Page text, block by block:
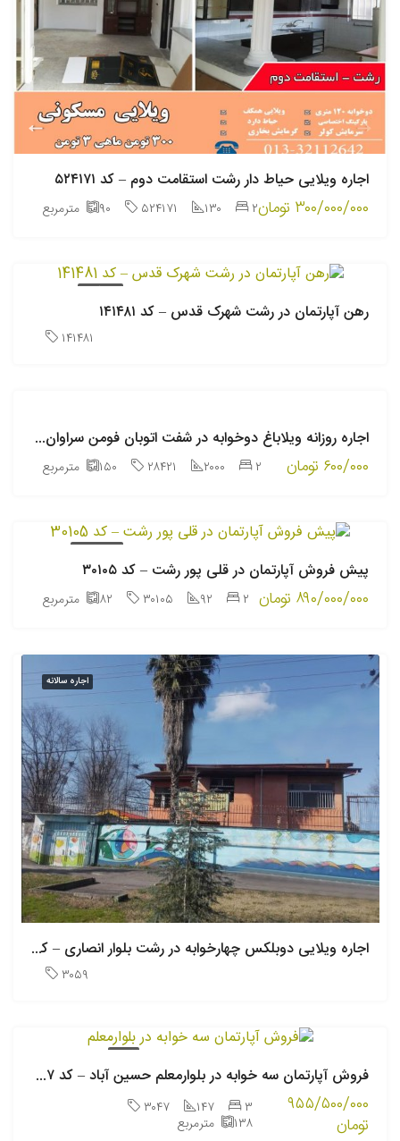
اجاره ویلایی حیاط دار رشت استقامت دوم – کد ۵۲۴۱۷۱
۳۰۰/۰۰۰/۰۰۰ تومان ۲ ۱۳۰ ۵۲۴۱۷۱ ۹۰ مترمربع
رهن کامل
رهن آپارتمان در رشت شهرک قدس – کد ۱۴۱۴۸۱
۱۴۱۴۸۱
اجاره روزانه ویلاباغ دوخوابه در شفت اتوبان فومن سراوان – کد ۲۸۴۲۱
۶۰۰/۰۰۰ تومان ۲ ۲۰۰۰ ۲۸۴۲۱ ۱۵۰ مترمربع
پیش فروش
پیش فروش آپارتمان در قلی پور رشت – کد ۳۰۱۰۵
۸۹۰/۰۰۰/۰۰۰ تومان ۲ ۹۲ ۳۰۱۰۵ ۸۲ مترمربع
اجاره سالانه
اجاره ویلایی دوبلکس چهارخوابه در رشت بلوار انصاری – کد ۳۰۵۹
۳۰۵۹
فروش
فروش آپارتمان سه خوابه در بلوارمعلم حسین آباد – کد ۳۰۴۷
۹۵۵/۵۰۰/۰۰۰
تومان
۳ ۱۴۷ ۳۰۴۷
۱۳۸ مترمربع